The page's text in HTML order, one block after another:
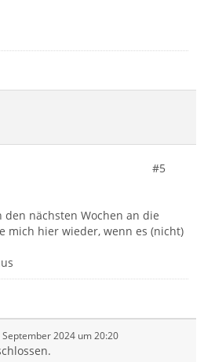
#5
nächsten Wochen an die
mich hier wieder, wenn es (nicht)
September 2024 um 20:20